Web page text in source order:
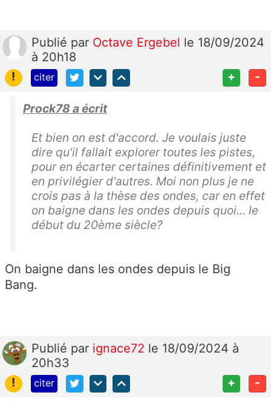
Publié par Octave Ergebel le 18/09/2024
à 20h18
!
citer + -
Prock78 a écrit
Et bien on est d'accord. Je voulais juste
dire qu'il fallait explorer toutes les pistes,
pour en écarter certaines définitivement et
en privilégier d'autres. Moi non plus je ne
crois pas à la thèse des ondes, car en effet
on baigne dans les ondes depuis quoi... le
début du 20ème siècle?
On baigne dans les ondes depuis le Big
Bang.
Publié par ignace72 le 18/09/2024 à
20h33
!
citer + -